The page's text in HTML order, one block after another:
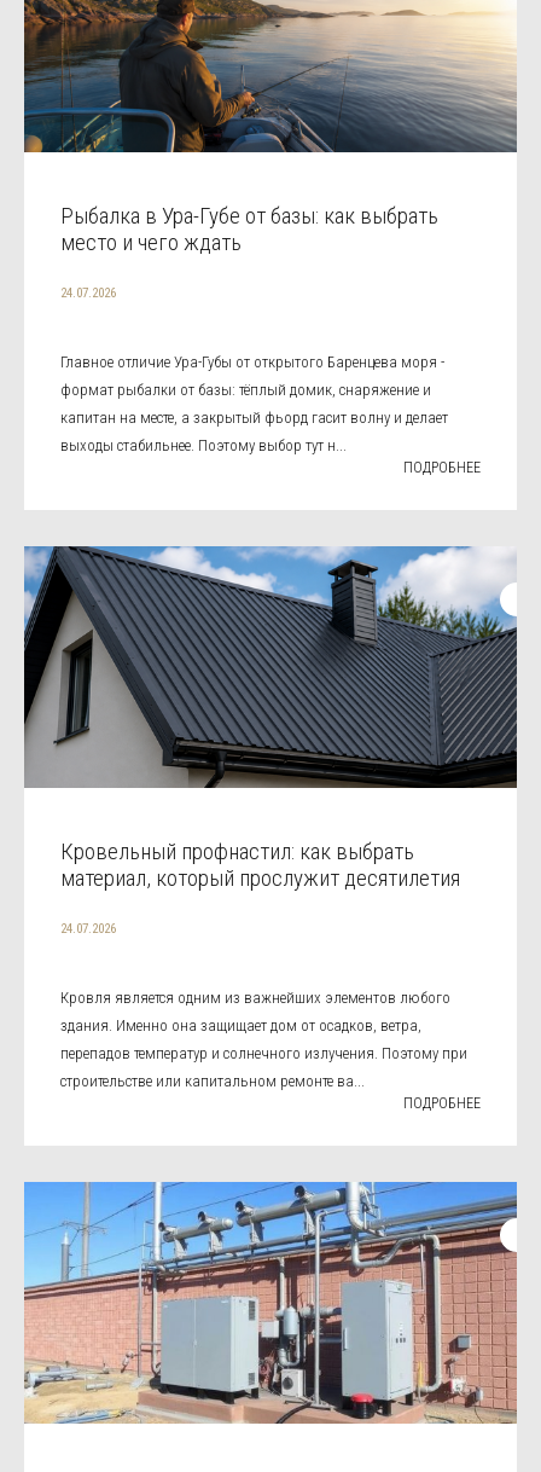
Рыбалка в Ура-Губе от базы: как выбрать
место и чего ждать
24.07.2026
Главное отличие Ура-Губы от открытого Баренцева моря -
формат рыбалки от базы: тёплый домик, снаряжение и
капитан на месте, а закрытый фьорд гасит волну и делает
выходы стабильнее. Поэтому выбор тут н...
ПОДРОБНЕЕ
Кровельный профнастил: как выбрать
материал, который прослужит десятилетия
24.07.2026
Кровля является одним из важнейших элементов любого
здания. Именно она защищает дом от осадков, ветра,
перепадов температур и солнечного излучения. Поэтому при
строительстве или капитальном ремонте ва...
ПОДРОБНЕЕ